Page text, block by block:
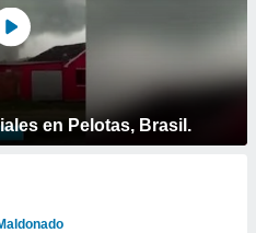
en Pelotas, Brasil.